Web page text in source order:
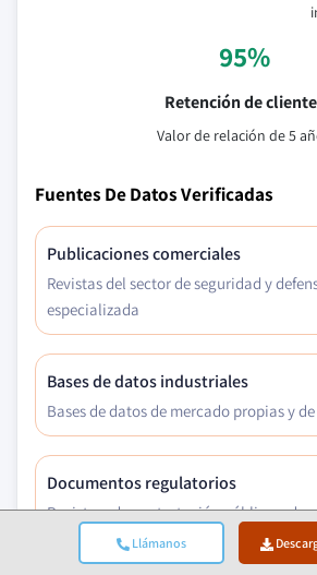
Llámanos
95%
Retención de
Valor de relación de 5
Fuentes De Datos Verificadas
Publicaciones comerciales
Revistas del sector de seguridad y
especializada
Bases de datos industriales
Bases de datos de mercado propias y
Documentos regulatorios
Registros de contratación pública y